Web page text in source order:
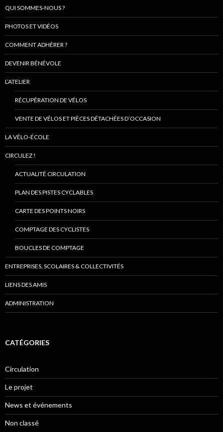
QUI SOMMES-NOUS ?
PHOTOS ET VIDÉOS
COMMENT ADHÉRER ?
DEVENIR BÉNÉVOLE
L’ATELIER
RÉCUPÉRATION DE VÉLOS
VENTE DE VÉLOS ET PIÈCES DÉTACHÉES D’OCCASION
LA VÉLO-ÉCOLE
CIRCULEZ !
ACTUALITÉ CIRCULATION
PLAN DES PISTES CYCLABLES
CARTE DES POINTS NOIRS
COMPTAGE DES CYCLISTES
BOUCLES DE COMPTAGE
ENTREPRISES, SCOLAIRES & COLLECTIVITÉS
LIENS DES AMIS
ADMINISTRATION
CATÉGORIES
Circulation
Le projet
News et événements
Non classé